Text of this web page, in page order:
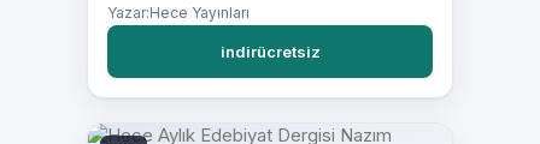
Yazar:Hece Yayınları
indirücretsiz